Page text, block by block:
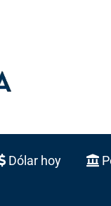
Dólar hoy